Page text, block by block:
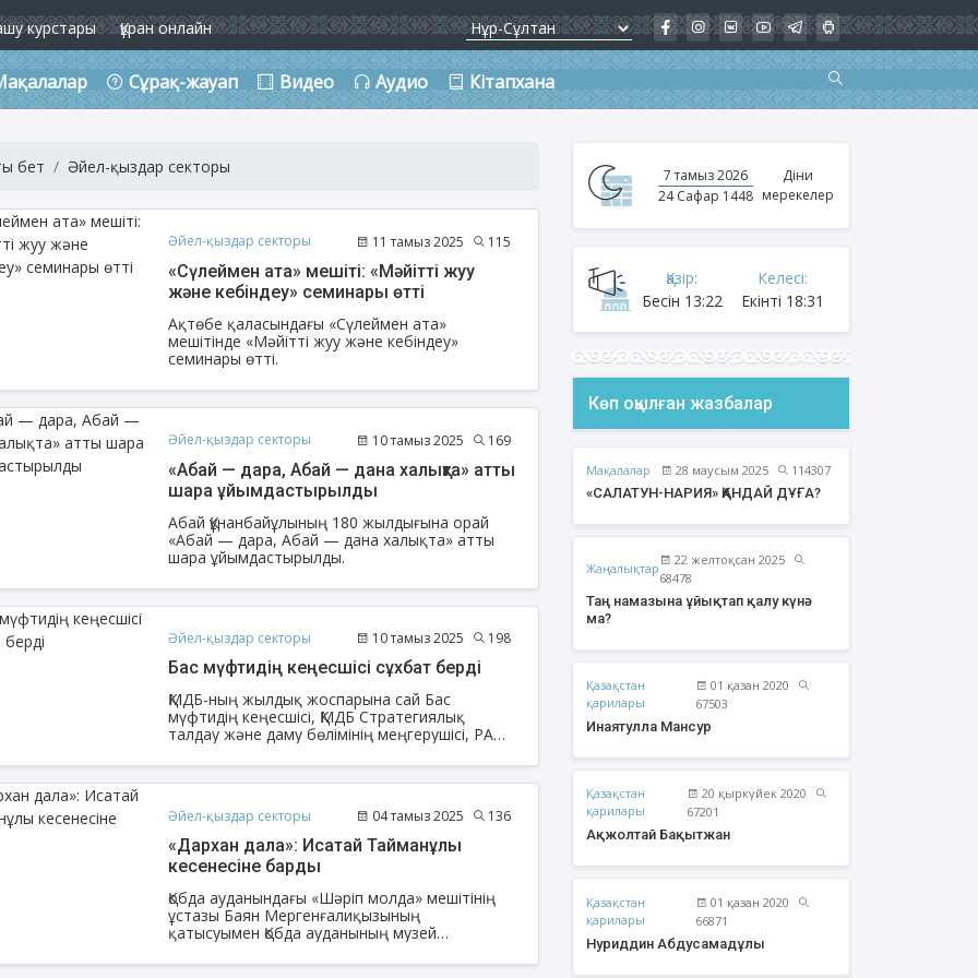
курстары Құран онлайн
Сұрақ-жауап Видео Аудио Кітапхана
Бекжан
Әлимұхамедұлы
Ақжолтай Бақытжан
Әбішев Қуаныш
бет Әйел-қыздар секторы
Әйел-қыздар секторы 11 тамыз 2025 115
«Сүлеймен ата» мешіті: «Мәйітті жуу
және кебіндеу» семинары өтті
Ақтөбе қаласындағы «Сүлеймен ата»
мешітінде «Мәйітті жуу және кебіндеу»
семинары өтті.
Әйел-қыздар секторы 10 тамыз 2025 169
«Абай — дара, Абай — дана халықта» атты
шара ұйымдастырылды
Абай Құнанбайұлының 180 жылдығына орай
«Абай — дара, Абай — дана халықта» атты
шара ұйымдастырылды.
Әйел-қыздар секторы 10 тамыз 2025 198
Бас мүфтидің кеңесшісі сұхбат берді
ҚМДБ-ның жылдық жоспарына сай Бас
мүфтидің кеңесшісі, ҚМДБ Стратегиялық
талдау және даму бөлімінің меңгерушісі, РАНТ
келген арнайы іс сапарында өкілдіктің ютюб
арнасына «Сабыр әлде шүкір: мұсылманға
берді.
Әйел-қыздар секторы 04 тамыз 2025 136
«Дархан дала»: Исатай Тайманұлы
кесенесіне барды
Қобда ауданындағы «Шәріп молда» мешітінің
ұстазы Баян Мергенғалиқызының
қатысуымен Қобда ауданының музей
ұйымдастыруымен «Дархан дала» жобасы
7 тамыз 2026
24 Сафар 1448
Діни
мерекелер
Қазір:
Бесін 13:22
Келесі:
Екінті 18:31
Көп оқылған жазбалар
Мақалалар 28 маусым 2025
114307
«САЛАТУН-НАРИЯ» ҚАНДАЙ ДҰҒА?
Жаңалықтар
22 желтоқсан 2025
68478
Таң намазына ұйықтап қалу күнә
ма?
Қазақстан
қарилары
01 қазан 2020
67503
Инаятулла Мансур
Қазақстан
қарилары
20 қыркүйек 2020
67201
Ақжолтай Бақытжан
Қазақстан
қарилары
01 қазан 2020
66871
Нуриддин Абдусамадұлы